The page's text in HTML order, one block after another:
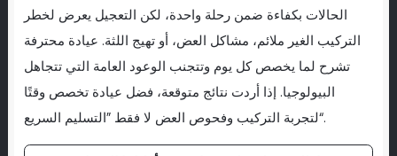
الحالات بكفاءة ضمن رحلة واحدة، لكن التعجیل یعرض لخطر
التركیب الغیر ملائم، مشاكل العض، أو تهيج اللثة. عيادة محترفة
تشرح لما یخصص کل یوم وتتجنب الوعود العامة التي تتجاهل
البيولوجیا. إذا أردت نتائج متوقعة، فضل عیادة تخصص وقتًا
لتجربة التركیب وفحوص العض لا فقط ”التسليم السريع“.